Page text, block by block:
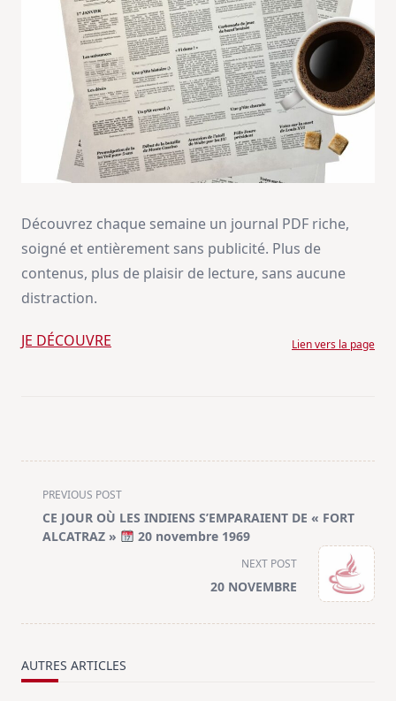
Découvrez chaque semaine un journal PDF riche,
soigné et entièrement sans publicité. Plus de
contenus, plus de plaisir de lecture, sans aucune
distraction.
JE DÉCOUVRE Lien vers la page
<span
class="nav-
subtitle
PREVIOUS POST
CE JOUR OÙ LES INDIENS S’EMPARAIENT DE « FORT
ALCATRAZ »
20 novembre 1969
NEXT POST
20 NOVEMBRE
AUTRES ARTICLES